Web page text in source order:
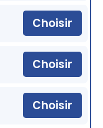
Choisir
Choisir
Choisir